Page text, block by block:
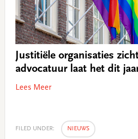
Justitiële organisaties
advocatuur laat het dit
Lees Meer
FILED UNDER: NIEUWS